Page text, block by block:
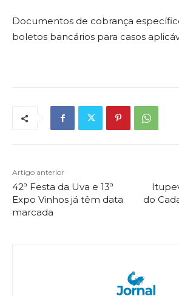
Documentos de cobrança
boletos bancários para casos
Artigo anterior
42ª Festa da Uva e 13ª
Expo Vinhos já têm data
marcada
do